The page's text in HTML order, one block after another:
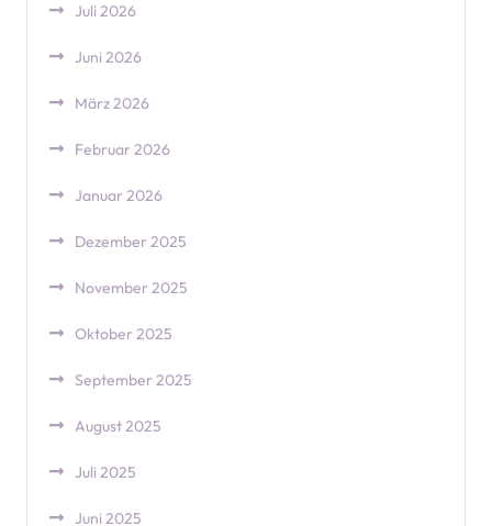
Juli 2026
Juni 2026
März 2026
Februar 2026
Januar 2026
Dezember 2025
November 2025
Oktober 2025
September 2025
August 2025
Juli 2025
Juni 2025